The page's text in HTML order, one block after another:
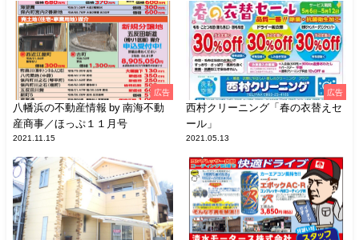
広告
八幡浜の不動産情報 by 南海不動
産商事／ほっぷ１１月号
2021.11.15
広告
西村クリーニング「春の衣替えセ
ール」
2021.05.13